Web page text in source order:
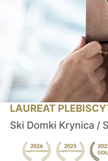
LAUREAT
Ski Domki Krynica /